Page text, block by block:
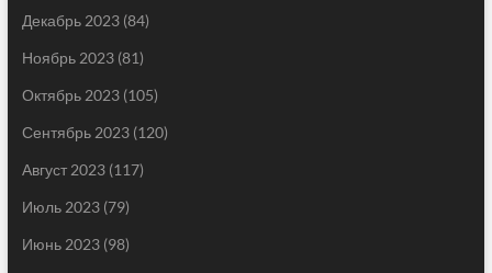
Декабрь 2023(84)
Ноябрь 2023(81)
Октябрь 2023(105)
Сентябрь 2023(120)
Август 2023(117)
Июль 2023(79)
Июнь 2023(98)